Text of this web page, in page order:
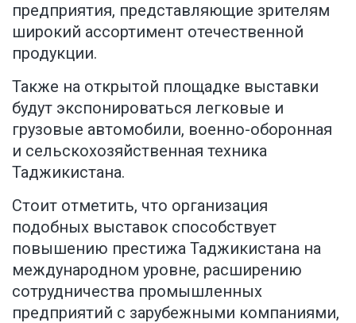
предприятия, представляющие зрителям
широкий ассортимент отечественной
продукции.
Также на открытой площадке выставки
будут экспонироваться легковые и
грузовые автомобили, военно-оборонная
и сельскохозяйственная техника
Таджикистана.
Стоит отметить, что организация
подобных выставок способствует
повышению престижа Таджикистана на
международном уровне, расширению
сотрудничества промышленных
предприятий с зарубежными компаниями,